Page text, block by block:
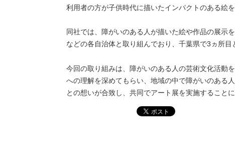
利用者の方が子供時代に描いたインパクトのある絵
同社では、障がいのある人が描いた絵や作品の展示
などの各自治体と取り組んでおり、千葉県で3ヵ所目
今回の取り組みは、障がいのある人の芸術文化活動
への理解を深めてもらい、地域の中で障がいのある
との想いが合致し、共同でアート展を実施することに